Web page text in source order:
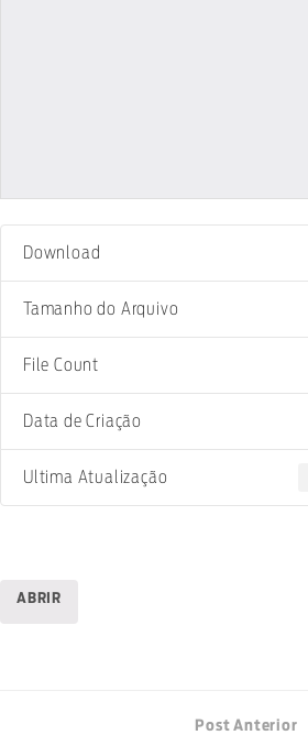
Download
Tamanho do Arquivo
File Count
Data de Criação
Ultima Atualização
ABRIR
Post Anterior